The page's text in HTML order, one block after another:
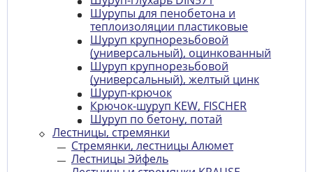
Шурупы для пенобетона и
теплоизоляции пластиковые
Шуруп крупнорезьбовой
(универсальный), оцинкованный
Шуруп крупнорезьбовой
(универсальный), желтый цинк
Шуруп-крючок
Крючок-шуруп KEW, FISCHER
Шуруп по бетону, потай
Лестницы, стремянки
Стремянки, лестницы Алюмет
Лестницы Эйфель